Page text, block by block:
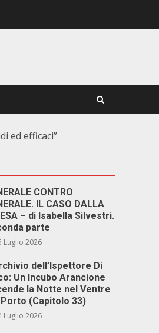
ed efficaci”
CONTRO
IL CASO DALLA
– di Isabella Silvestri.
parte
Luglio 2026
dell’Ispettore Di
Un Incubo Arancione
la Notte nel Ventre
(Capitolo 33)
Luglio 2026